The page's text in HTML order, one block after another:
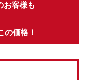
お客様も
の価格！